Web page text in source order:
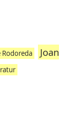
Rodoreda
Joan